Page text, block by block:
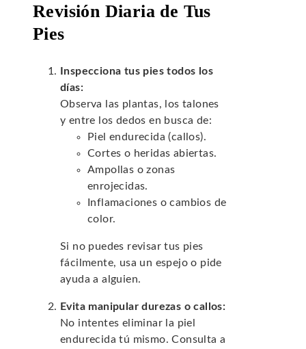
Revisión Diaria de Tus
Pies
Inspecciona tus pies todos los
días:
Observa las plantas, los talones
y entre los dedos en busca de:
Piel endurecida (callos).
Cortes o heridas abiertas.
Ampollas o zonas
enrojecidas.
Inflamaciones o cambios de
color.
Si no puedes revisar tus pies
fácilmente, usa un espejo o pide
ayuda a alguien.
Evita manipular durezas o callos:
No intentes eliminar la piel
endurecida tú mismo. Consulta a